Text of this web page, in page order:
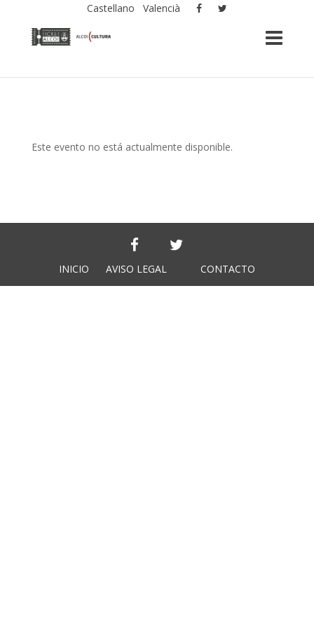
Castellano Valencià
Este evento no está actualmente disponible.
INICIO AVISO LEGAL CONTACTO